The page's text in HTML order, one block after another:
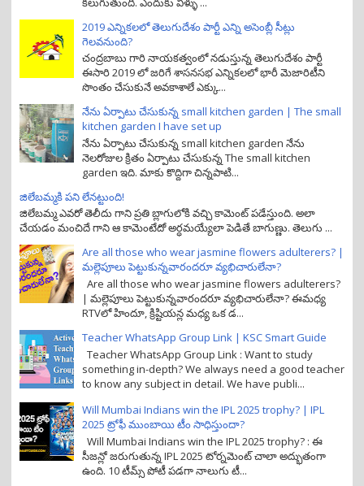
2019 ఎన్నికలలో తెలుగుదేశం పార్టీ ఎన్ని అసెంబ్లీ సీట్లు
గెలవనుంది?
చంద్రబాబు గారి నాయకత్వంలో నడుస్తున్న తెలుగుదేశం పార్టీ
ఈసారి 2019 లో జరిగే శాసనసభ ఎన్నికలలో భారీ మెజారిటీని
సొంతం చేసుకునే అవకాశాలే ఎక్కు...
నేను ఏర్పాటు చేసుకున్న small kitchen garden | The small
kitchen garden I have set up
నేను ఏర్పాటు చేసుకున్న small kitchen garden నేను
నెలరోజుల క్రితం ఏర్పాటు చేసుకున్న The small kitchen
garden ఇది. మాకు కొద్దిగా చిన్నపాటి...
జిలేబమ్మకి పని లేనట్టుంది!
జిలేబమ్మ ఎవరో తెలీదు గాని ప్రతి బ్లాగులోకి వచ్చి కామెంట్ పడేస్తుంది. అలా
చేయడం మంచిదే గాని ఆ కామెంటేదో అర్ధమయ్యేలా పెడితే బాగుణ్ణు. తెలుగు ...
Are all those who wear jasmine flowers adulterers? |
మల్లెపూలు పెట్టుకున్నవారందరూ వ్యభిచారులేనా?
Are all those who wear jasmine flowers adulterers?
| మల్లెపూలు పెట్టుకున్నవారందరూ వ్యభిచారులేనా? ఈమధ్య
RTVలో హిందూ, క్రిష్టియన్ల మధ్య ఒక డ...
Teacher WhatsApp Group Link | KSC Smart Guide
Teacher WhatsApp Group Link : Want to study
something in-depth? We always need a good teacher
to know any subject in detail. We have publi...
Will Mumbai Indians win the IPL 2025 trophy? | IPL
2025 ట్రోఫీ ముంబాయి టీం సాధిస్తుందా?
Will Mumbai Indians win the IPL 2025 trophy? : ఈ
సీజన్లో జరుగుతున్న IPL 2025 టోర్నమెంట్ చాలా అద్భుతంగా
ఉంది. 10 టీమ్స్ పోటీ పడగా నాలుగు టీ...